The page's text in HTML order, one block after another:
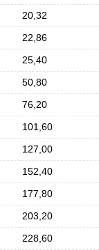
20,32
22,86
25,40
50,80
76,20
101,60
127,00
152,40
177,80
203,20
228,60